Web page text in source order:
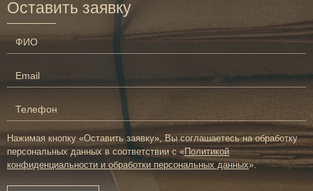
Оставить заявку
Нажимая кнопку «Оставить заявку», Вы соглашаетесь на обработку
персональных данных в соответствии с «Политикой
конфиденциальности и обработки персональных данных».